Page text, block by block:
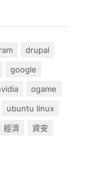
drupal
google
ogame
ubuntu linux
經濟
資安